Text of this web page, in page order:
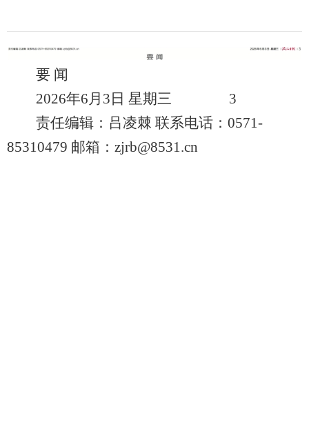
要 闻
2026年6月3日 星期三 3
责任编辑：吕凌棘 联系电话：0571-
85310479 邮箱：zjrb@8531.cn